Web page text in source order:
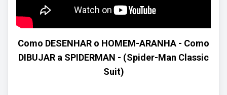
Como DESENHAR o HOMEM-ARANHA - Como
DIBUJAR a SPIDERMAN - (Spider-Man Classic
Suit)